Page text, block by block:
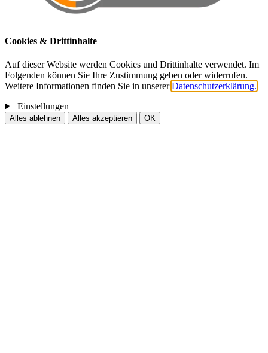
Cookies & Drittinhalte
Auf dieser Website werden Cookies und Drittinhalte verwendet. Im
Folgenden können Sie Ihre Zustimmung geben oder widerrufen.
Weitere Informationen finden Sie in unsererDatenschutzerklärung.
Einstellungen
Alles ablehnen Alles akzeptieren OK